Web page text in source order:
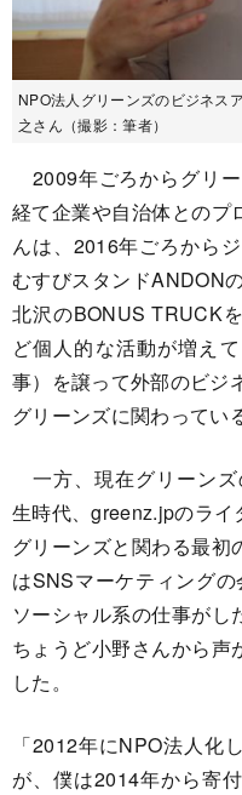
NPO法人グリーンズのビジネス
之さん（撮影：筆者）
2009年ごろからグリ
経て企業や自治体とのプ
んは、2016年ごろから
むすびスタンドANDON
北沢のBONUS TRUCK
ど個人的な活動が増え
事）を譲って外部のビジ
グリーンズに関わっている
一方、現在グリーン
生時代、greenz.jpのラ
グリーンズと関わる最初
はSNSマーケティングの
ソーシャル系の仕事がし
ちょうど小野さんから声
した。
「2012年にNPO法人化
が、僕は2014年から寄